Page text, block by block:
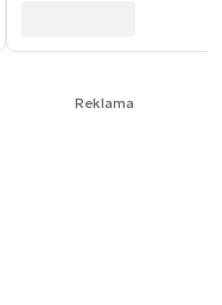
Reklama